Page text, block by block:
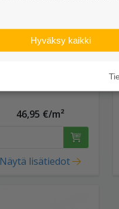
46,95 €/m²
Näytä lisätiedot
Hyväksy kaikki